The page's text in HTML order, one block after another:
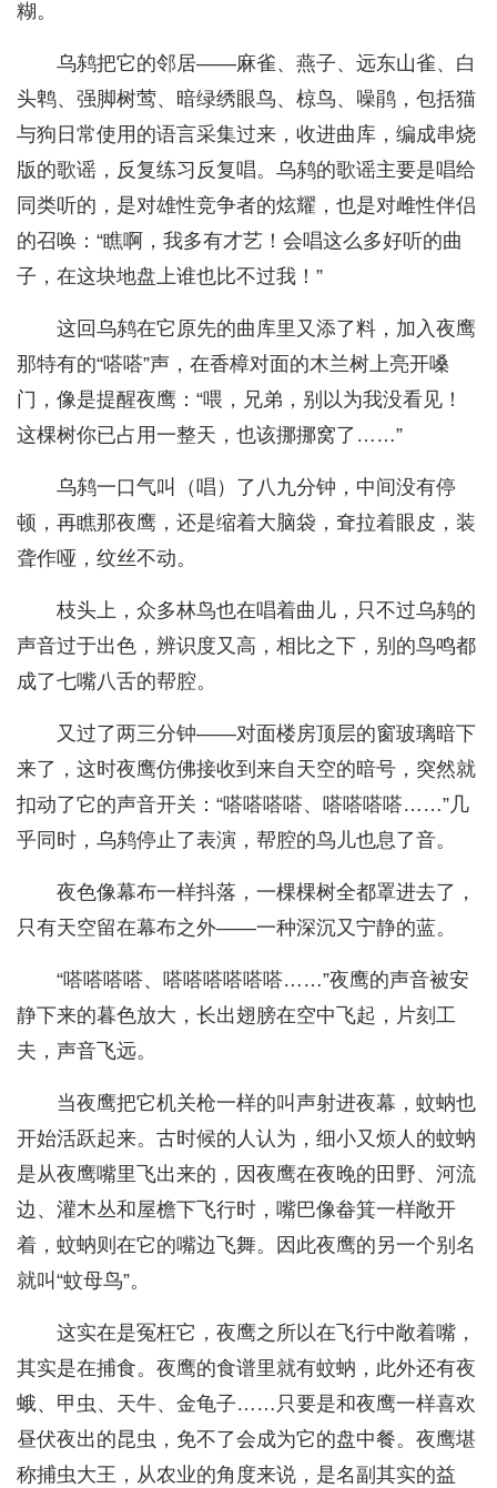
糊。
乌鸫把它的邻居——麻雀、燕子、远东山雀、白
头鹎、强脚树莺、暗绿绣眼鸟、椋鸟、噪鹃，包括猫
与狗日常使用的语言采集过来，收进曲库，编成串烧
版的歌谣，反复练习反复唱。乌鸫的歌谣主要是唱给
同类听的，是对雄性竞争者的炫耀，也是对雌性伴侣
的召唤：“瞧啊，我多有才艺！会唱这么多好听的曲
子，在这块地盘上谁也比不过我！”
这回乌鸫在它原先的曲库里又添了料，加入夜鹰
那特有的“嗒嗒”声，在香樟对面的木兰树上亮开嗓
门，像是提醒夜鹰：“喂，兄弟，别以为我没看见！
这棵树你已占用一整天，也该挪挪窝了……”
乌鸫一口气叫（唱）了八九分钟，中间没有停
顿，再瞧那夜鹰，还是缩着大脑袋，耷拉着眼皮，装
聋作哑，纹丝不动。
枝头上，众多林鸟也在唱着曲儿，只不过乌鸫的
声音过于出色，辨识度又高，相比之下，别的鸟鸣都
成了七嘴八舌的帮腔。
又过了两三分钟——对面楼房顶层的窗玻璃暗下
来了，这时夜鹰仿佛接收到来自天空的暗号，突然就
扣动了它的声音开关：“嗒嗒嗒嗒、嗒嗒嗒嗒……”几
乎同时，乌鸫停止了表演，帮腔的鸟儿也息了音。
夜色像幕布一样抖落，一棵棵树全都罩进去了，
只有天空留在幕布之外——一种深沉又宁静的蓝。
“嗒嗒嗒嗒、嗒嗒嗒嗒嗒嗒……”夜鹰的声音被安
静下来的暮色放大，长出翅膀在空中飞起，片刻工
夫，声音飞远。
当夜鹰把它机关枪一样的叫声射进夜幕，蚊蚋也
开始活跃起来。古时候的人认为，细小又烦人的蚊蚋
是从夜鹰嘴里飞出来的，因夜鹰在夜晚的田野、河流
边、灌木丛和屋檐下飞行时，嘴巴像畚箕一样敞开
着，蚊蚋则在它的嘴边飞舞。因此夜鹰的另一个别名
就叫“蚊母鸟”。
这实在是冤枉它，夜鹰之所以在飞行中敞着嘴，
其实是在捕食。夜鹰的食谱里就有蚊蚋，此外还有夜
蛾、甲虫、天牛、金龟子……只要是和夜鹰一样喜欢
昼伏夜出的昆虫，免不了会成为它的盘中餐。夜鹰堪
称捕虫大王，从农业的角度来说，是名副其实的益